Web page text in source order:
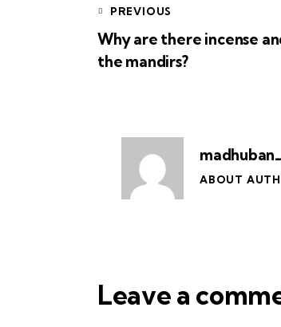
Post
navigation
PREVIOUS
Why are there incense
the mandirs?
ABOUT
Leave a